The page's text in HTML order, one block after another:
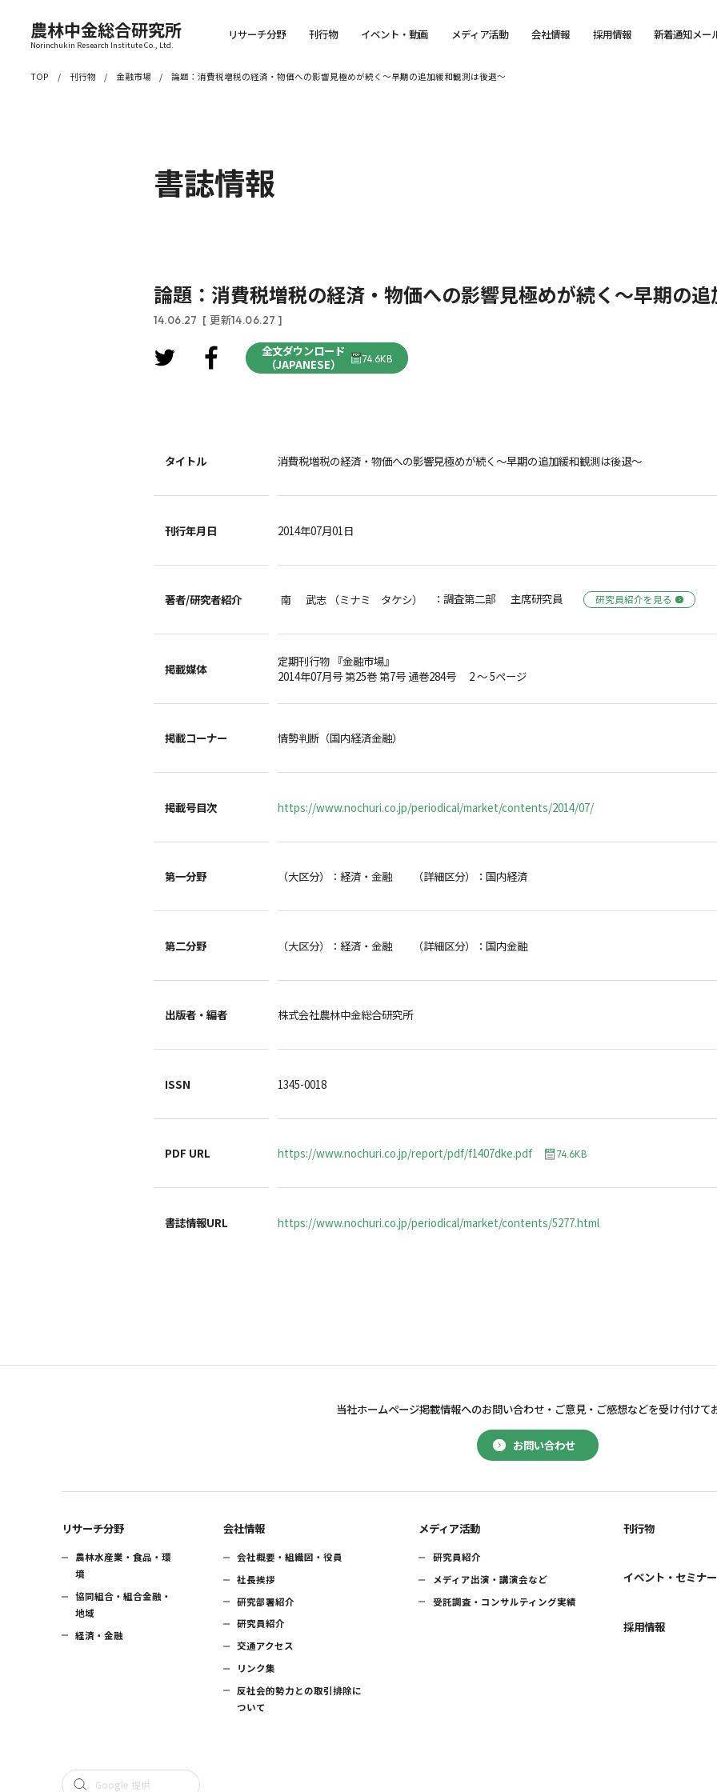
農林中金総合研究所
Norinchukin Research Institute Co., Ltd.
リサーチ分野 刊行物 イベント・動画 メディア活動 会社情報 採用情報 新着通知メー
TOP 刊行物 金融市場 論題：消費税増税の経済・物価への影響見極めが続く～早期の追加緩和観測は後退～
書誌情報
論題：消費税増税の経済・物価への影響見極めが続く～早期の
14.06.27 [ 更新14.06.27 ]
全文ダウンロード
（JAPANESE）
74.6KB
タイトル 消費税増税の経済・物価への影響見極めが続く～早期の追加緩和観測は後退～
刊行年月日 2014年07月01日
著者/研究者紹介 南 武志 （ミナミ タケシ） ：調査第二部 主席研究員 研究員紹介を見る
掲載媒体
定期刊行物 『金融市場』
2014年07月号 第25巻 第7号 通巻284号 2 ～ 5ページ
掲載コーナー 情勢判断（国内経済金融）
掲載号目次 https://www.nochuri.co.jp/periodical/market/contents/2014/07/
第一分野 （大区分）：経済・金融 （詳細区分）：国内経済
第二分野 （大区分）：経済・金融 （詳細区分）：国内金融
出版者・編者 株式会社農林中金総合研究所
ISSN 1345-0018
PDF URL https://www.nochuri.co.jp/report/pdf/f1407dke.pdf 74.6KB
書誌情報URL https://www.nochuri.co.jp/periodical/market/contents/5277.html
お問い合わせ
当社ホームページ掲載情報へのお問い合わせ・ ご意見・ご感想などを受け付けて
リサーチ分野
農林水産業・食品・環
境
協同組合・組合金融・
地域
経済・金融
会社情報
会社概要・組織図・役員
社長挨拶
研究部署紹介
研究員紹介
交通アクセス
リンク集
反社会的勢力との取引排除に
ついて
メディア活動
研究員紹介
メディア出演・講演会など
受託調査・コンサルティング実績
刊行物
イベント・セミナー
採用情報